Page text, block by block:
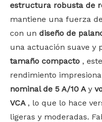
estructura robusta de
mantiene una fuerza
con un diseño de
una actuación suave y
tamaño compacto ,
rendimiento
nominal de 5 A/10 A y
VCA , lo que lo hace
ligeras y moderadas.